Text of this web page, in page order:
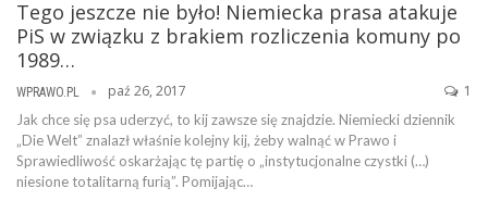
Tego jeszcze nie było! Niemiecka prasa atakuje
PiS w związku z brakiem rozliczenia komuny po
1989…
WPRAWO.PL paź 26, 2017 1
Jak chce się psa uderzyć, to kij zawsze się znajdzie. Niemiecki dziennik
„Die Welt” znalazł właśnie kolejny kij, żeby walnąć w Prawo i
Sprawiedliwość oskarżając tę partię o „instytucjonalne czystki (…)
niesione totalitarną furią”. Pomijając…